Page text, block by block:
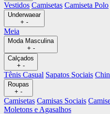
Vestidos Camisetas Camiseta Polo
Underwaear
+ -
Meia
Moda Masculina
+ -
Calçados
+ -
Tênis Casual Sapatos Sociais
Roupas
+ -
Camisetas Camisas Sociais
Moletons e Agasalhos